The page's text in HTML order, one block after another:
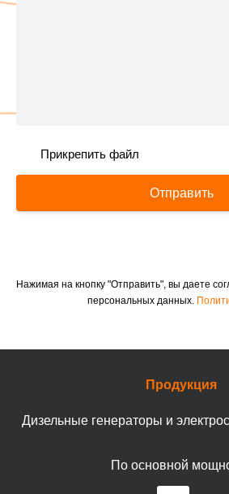
Прикрепить файл
Отправить
Нажимая на кнопку "Отправить", вы даете
персональных данных.
Продукция
Дизельные генераторы и
По основной